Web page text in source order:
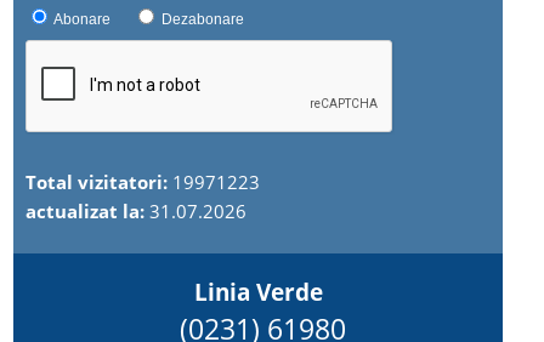
Abonare Dezabonare
Total vizitatori: 19971223
actualizat la:31.07.2026
Linia Verde
(0231) 61980